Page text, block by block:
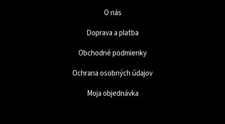
O nás
Doprava a platba
Obchodné podmienky
Ochrana osobných údajov
Moja objednávka